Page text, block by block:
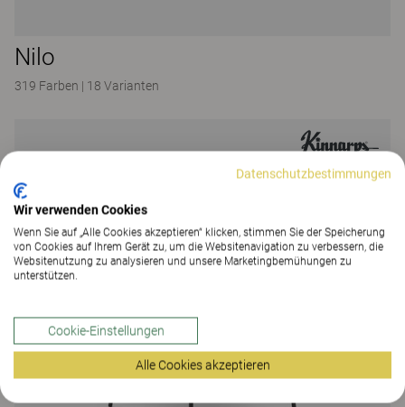
Nilo
319 Farben | 18 Varianten
Datenschutzbestimmungen
Wir verwenden Cookies
Wenn Sie auf „Alle Cookies akzeptieren“ klicken, stimmen Sie der Speicherung
von Cookies auf Ihrem Gerät zu, um die Websitenavigation zu verbessern, die
Websitenutzung zu analysieren und unsere Marketingbemühungen zu
unterstützen.
Cookie-Einstellungen
Alle Cookies akzeptieren